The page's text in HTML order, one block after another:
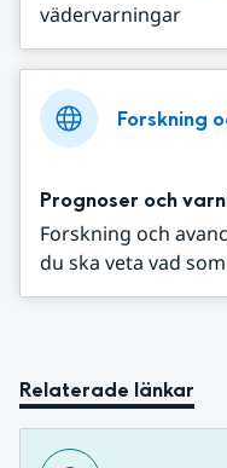
vädervarningar
Forskning
Prognoser och
Forskning och
du ska veta vad
Relaterade länkar